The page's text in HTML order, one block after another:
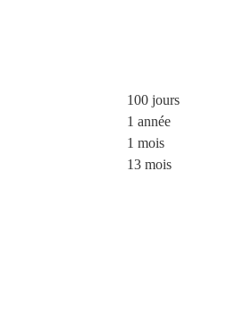
100 jours
1 année
1 mois
13 mois